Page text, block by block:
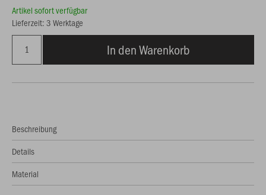
Artikel sofort verfügbar
Lieferzeit: 3 Werktage
In den Warenkorb
Beschreibung
Details
Material